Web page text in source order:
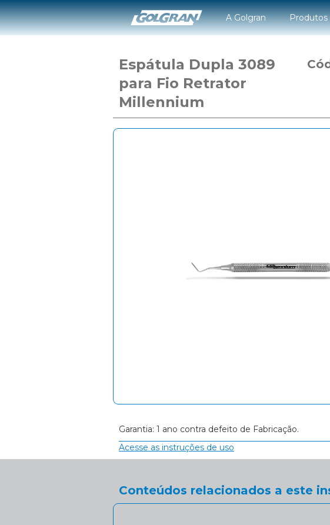
A Golgran Produtos
Espátula Dupla 3089
para Fio Retrator
Millennium
Garantia: 1 ano contra defeito de Fabricação.
Acesse as instruções de uso
Conteúdos relacionados a este